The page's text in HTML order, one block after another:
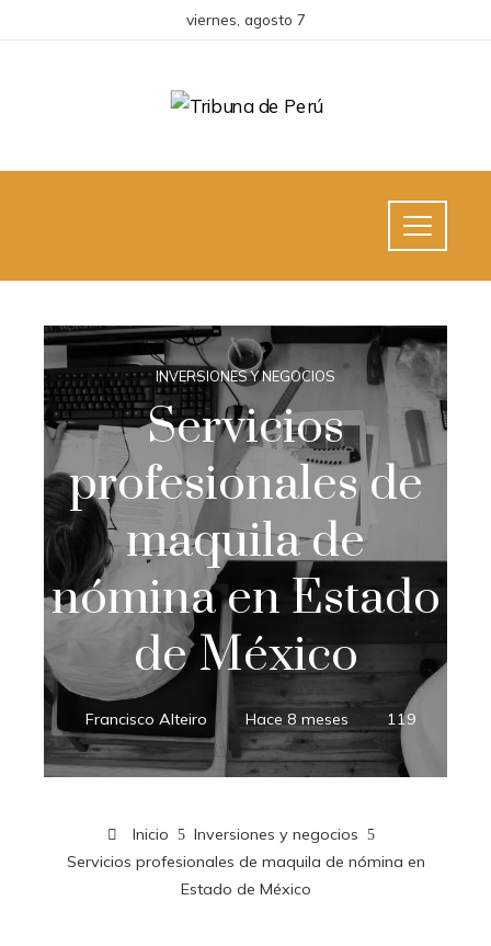
viernes, agosto 7
INVERSIONES Y NEGOCIOS
Servicios
profesionales de
maquila de
nómina en Estado
de México
Francisco Alteiro Hace 8 meses 119
Inicio
Inversiones y negocios
Servicios profesionales de maquila de nómina en
Estado de México